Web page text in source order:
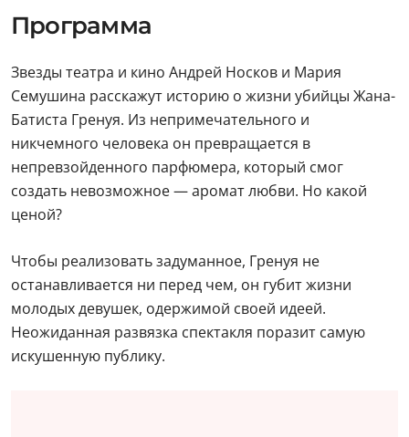
Программа
Звезды театра и кино Андрей Носков и Мария
Семушина расскажут историю о жизни убийцы Жана-
Батиста Гренуя. Из непримечательного и
никчемного человека он превращается в
непревзойденного парфюмера, который смог
создать невозможное — аромат любви. Но какой
ценой?
Чтобы реализовать задуманное, Гренуя не
останавливается ни перед чем, он губит жизни
молодых девушек, одержимой своей идеей.
Неожиданная развязка спектакля поразит самую
искушенную публику.